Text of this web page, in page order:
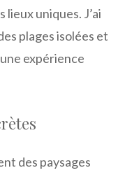
uniques. J’ai
plages isolées et
expérience
des paysages